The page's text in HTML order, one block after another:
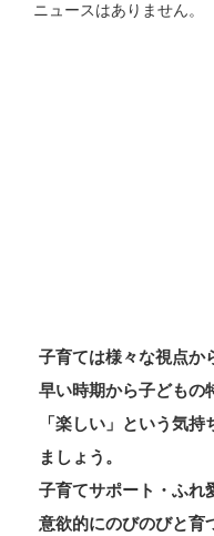
ニュースはありません。
子育ては様々な視点か
早い時期から子どもの
「楽しい」という気
ましょう。
子育てサポート・ふ
意欲的にのびのびと育